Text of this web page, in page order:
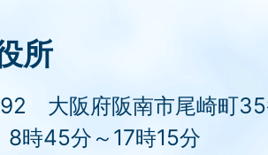
所
大阪府阪南市尾崎町35
8時45分～17時15分